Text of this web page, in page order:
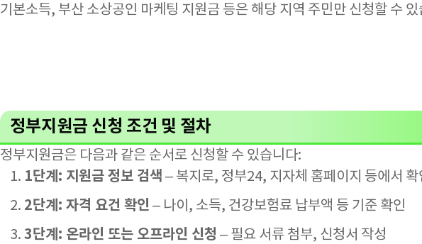
기본소득, 부산 소상공인 마케팅 지원금 등은 해당 지역 주민만 신청할 수
정부지원금 신청 조건 및 절차
정부지원금은 다음과 같은 순서로 신청할 수 있습니다:
1단계: 지원금 정보 검색 – 복지로, 정부24, 지자체 홈페이지 등에서 확
2단계: 자격 요건 확인 – 나이, 소득, 건강보험료 납부액 등 기준 확인
3단계: 온라인 또는 오프라인 신청 – 필요 서류 첨부, 신청서 작성